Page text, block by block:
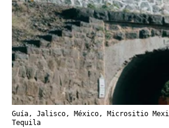
Guía , Jalisco , México , Micrositio
Tequila